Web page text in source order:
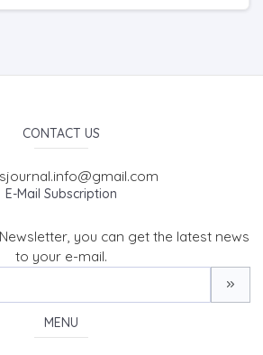
CONTACT US
E-Mail Subscription
you can get the latest news
to your e-mail.
MENU